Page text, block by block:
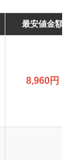
最安値金額
8,960円